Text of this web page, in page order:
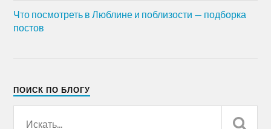
Что посмотреть в Люблине и поблизости — подборка
постов
ПОИСК ПО БЛОГУ